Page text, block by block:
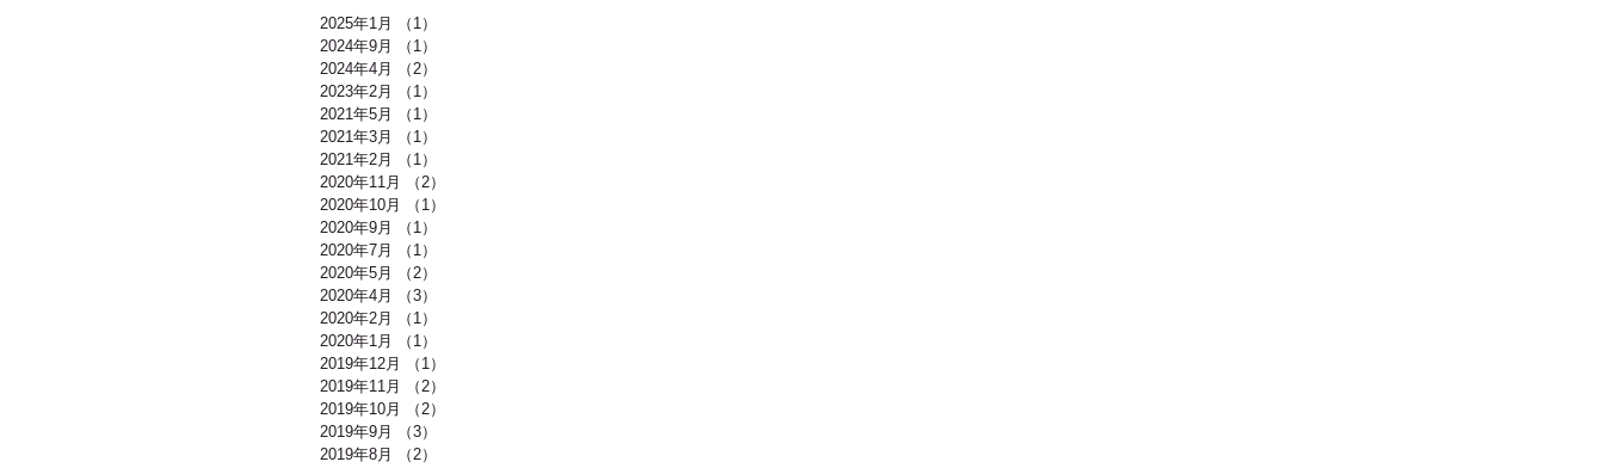
2025年1月 （1）
2024年9月
（1）
2024年4月
（2）
2023年2月
（1）
2021年5月
（1）
2021年3月
（1）
2021年2月
（1）
2020年11月
（2）
2020年10月
（1）
2020年9月
（1）
2020年7月
（1）
2020年5月
（2）
2020年4月
（3）
2020年2月
（1）
2020年1月
（1）
2019年12月
（1）
2019年11月
（2）
2019年10月
（2）
2019年9月
（3）
2019年8月
（2）